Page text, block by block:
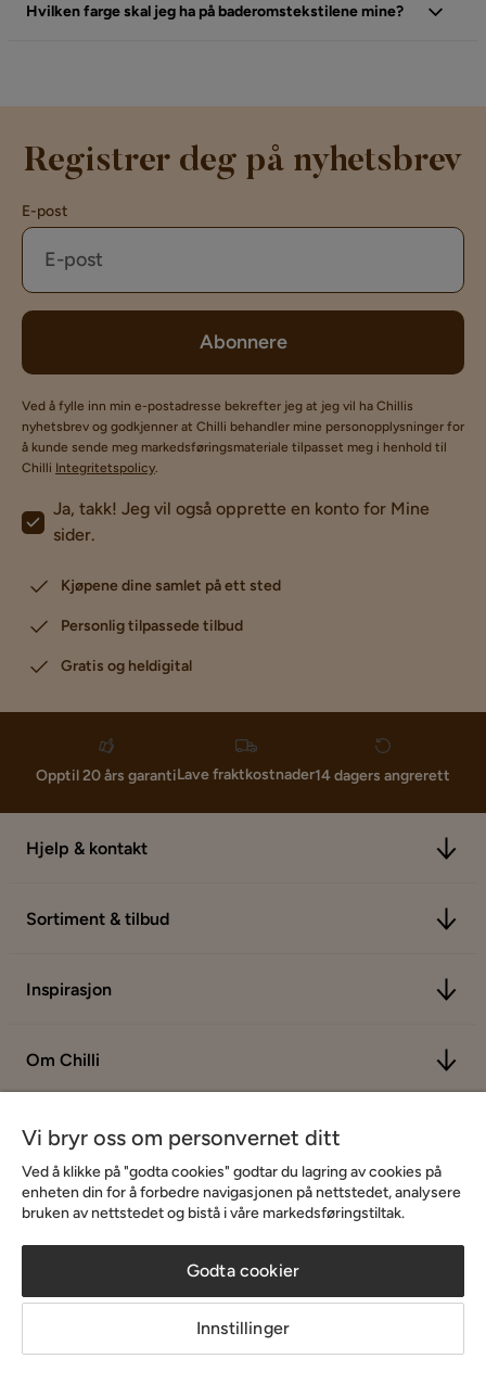
Hvilken farge skal jeg ha på baderomstekstilene mine?
Registrer deg på nyhetsbrev
E-post
Abonnere
Ved å fylle inn min e-postadresse bekrefter jeg at jeg vil ha Chillis
nyhetsbrev og godkjenner at Chilli behandler mine personopplysninger for
å kunde sende meg markedsføringsmateriale tilpasset meg i henhold til
Chilli Integritetspolicy.
Ja, takk! Jeg vil også opprette en konto for Mine
sider.
Kjøpene dine samlet på ett sted
Personlig tilpassede tilbud
Gratis og heldigital
Opptil 20 års garantiLave fraktkostnader14 dagers angrerett
Hjelp & kontakt
Sortiment & tilbud
Inspirasjon
Om Chilli
Copyright © 2026 Home Furnishing Nordic AB
Vi bryr oss om personvernet ditt
Ved å klikke på "godta cookies" godtar du lagring av cookies på
enheten din for å forbedre navigasjonen på nettstedet, analysere
bruken av nettstedet og bistå i våre markedsføringstiltak.
Godta cookier
Innstillinger